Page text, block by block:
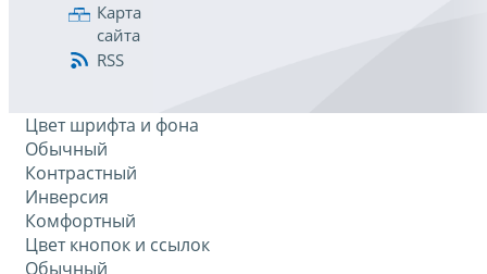
Карта
сайта
RSS
Цвет шрифта и фона
Обычный
Контрастный
Инверсия
Комфортный
Цвет кнопок и ссылок
Обычный